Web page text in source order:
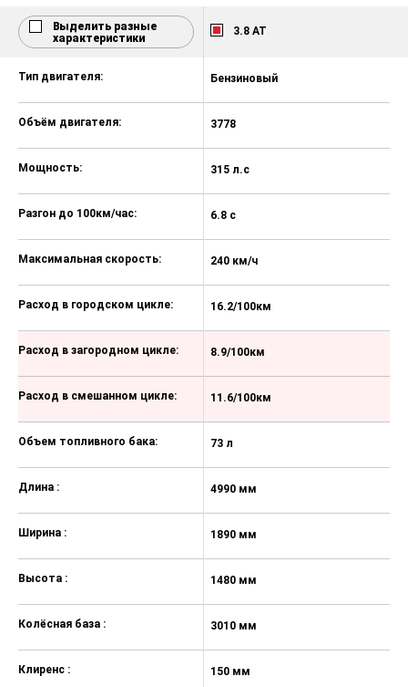
Крючки и сетка в багажном
отсеке
автоматическим и безопасным
Электропривод складывания
Автоматическое открывание
Электропривод шторки заднего
Электропривод водительского
Электропривод пассажирского
Управление аудио в заднем
Лючок для длинномеров в спинке
Независимая регулировка
коленей водителя
безопасности водителя и
переднего пассажира
Боковые подушки безопасности и
шторки безопасности для
передних и задних пассажиров
Выделить разные
характеристики
3.8 AT
Тип двигателя:
Объём двигателя:
Мощность:
Разгон до 100км/час:
Максимальная скорость:
Расход в городском цикле:
Расход в загородном цикле:
Расход в смешанном цикле:
Объем топливного бака:
Длина :
Ширина :
Высота :
Колёсная база :
Клиренс :
Бензиновый
3778
315 л.с
6.8 с
240 км/ч
16.2/100км
8.9/100км
11.6/100км
73 л
4990 мм
1890 мм
1480 мм
3010 мм
150 мм